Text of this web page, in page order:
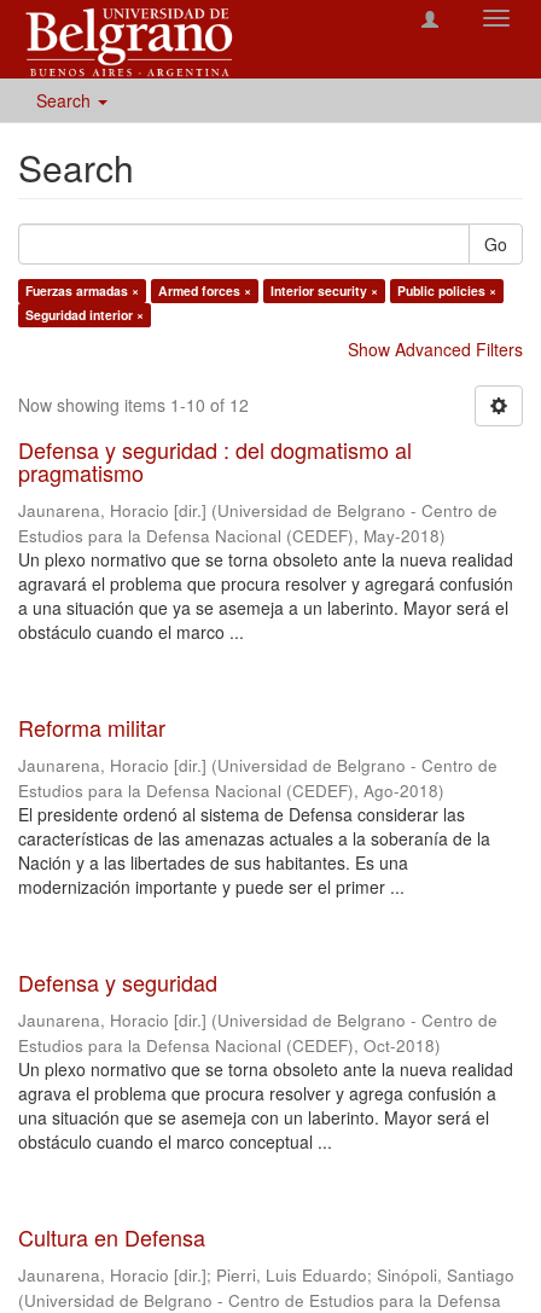
Search
Search
Go
Fuerzas armadas × Armed forces × Interior security ×
Public policies ×
Seguridad interior ×
Show Advanced Filters
Now showing items 1-10 of 12
Defensa y seguridad : del dogmatismo al
pragmatismo
Jaunarena, Horacio [dir.] (Universidad de Belgrano - Centro de
Estudios para la Defensa Nacional (CEDEF), May-2018)
Un plexo normativo que se torna obsoleto ante la nueva realidad
agravará el problema que procura resolver y agregará confusión
a una situación que ya se asemeja a un laberinto. Mayor será el
obstáculo cuando el marco ...
Reforma militar
Jaunarena, Horacio [dir.] (Universidad de Belgrano - Centro de
Estudios para la Defensa Nacional (CEDEF), Ago-2018)
El presidente ordenó al sistema de Defensa considerar las
características de las amenazas actuales a la soberanía de la
Nación y a las libertades de sus habitantes. Es una
modernización importante y puede ser el primer ...
Defensa y seguridad
Jaunarena, Horacio [dir.] (Universidad de Belgrano - Centro de
Estudios para la Defensa Nacional (CEDEF), Oct-2018)
Un plexo normativo que se torna obsoleto ante la nueva realidad
agrava el problema que procura resolver y agrega confusión a
una situación que se asemeja con un laberinto. Mayor será el
obstáculo cuando el marco conceptual ...
Cultura en Defensa
Jaunarena, Horacio [dir.]; Pierri, Luis Eduardo; Sinópoli, Santiago
(Universidad de Belgrano - Centro de Estudios para la Defensa